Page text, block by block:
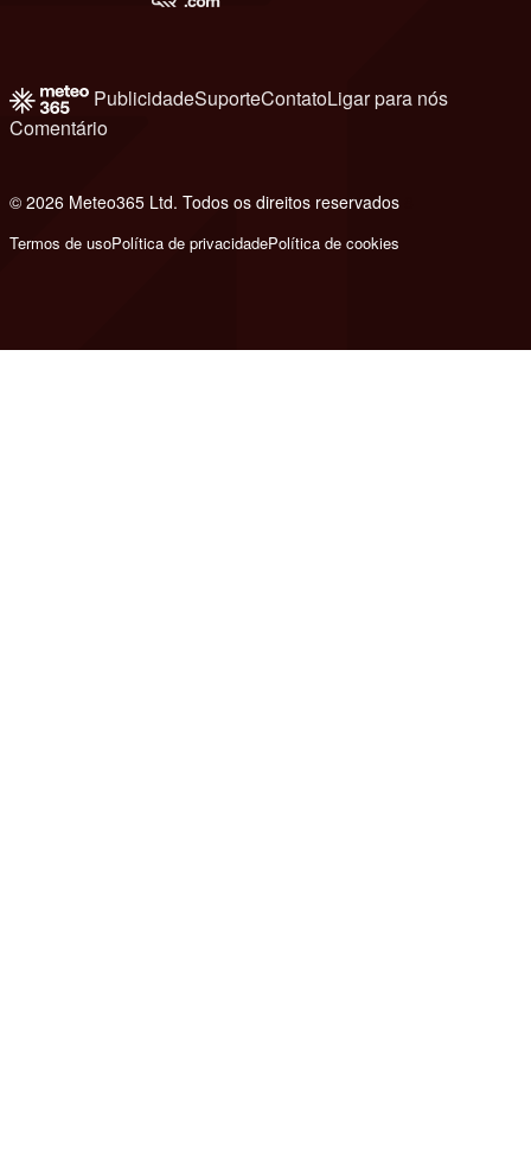
PublicidadeSuporteContatoLigar para nós
Comentário
© 2026 Meteo365 Ltd. Todos os direitos reservados
Termos de usoPolítica de privacidadePolítica de cookies